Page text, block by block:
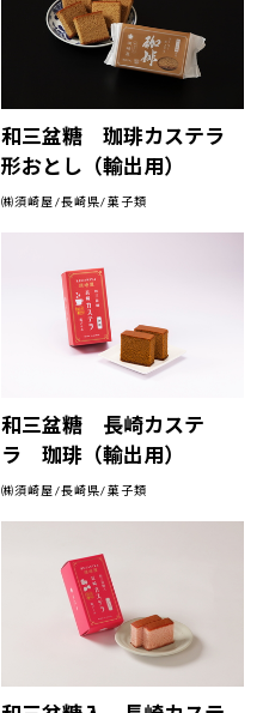
和三盆糖 珈琲カステラ
形おとし（輸出用）
㈱須崎屋/長崎県/菓子類
和三盆糖 長崎カステ
ラ 珈琲（輸出用）
㈱須崎屋/長崎県/菓子類